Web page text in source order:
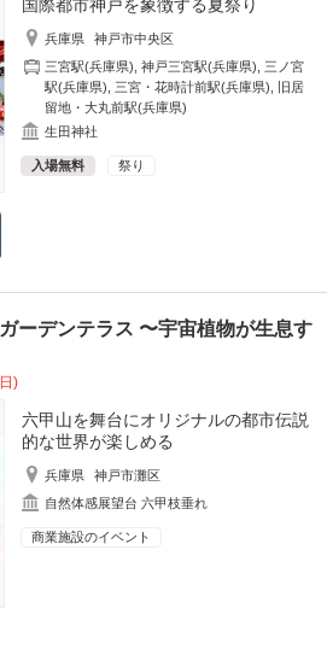
国際都市神戸を象徴する夏祭り
兵庫県
神戸市中央区
三宮駅(兵庫県) ,神戸三宮駅(兵庫県)
三ノ宮
駅(兵庫県)
三宮・花時計前駅(兵庫県)
旧居
留地・大丸前駅(兵庫県)
生田神社
入場無料 祭り
ーデンテラス 〜宇宙植物が生息す
)
六甲山を舞台にオリジナルの都市伝説
的な世界が楽しめる
兵庫県
神戸市灘区
自然体感展望台 六甲枝垂れ
商業施設のイベント